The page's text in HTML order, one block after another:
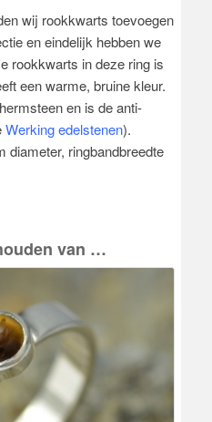
wij rookkwarts toevoegen
en eindelijk hebben we
rookkwarts in deze ring is
een warme, bruine kleur.
en is de anti-
Werking edelstenen).
diameter, ringbandbreedte
van …